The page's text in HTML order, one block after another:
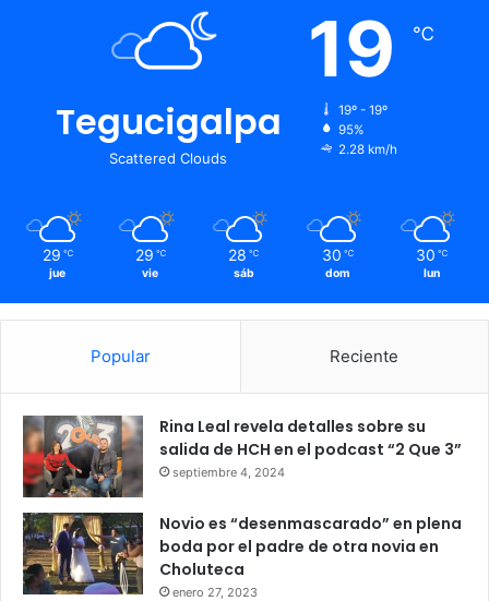
Tegucigalpa
Scattered Clouds
19 ℃
19º - 19º
95%
2.28 km/h
29 ℃
jue
29 ℃
vie
28 ℃
sáb
30 ℃
dom
30 ℃
lun
Popular Reciente
Rina Leal revela detalles sobre su
salida de HCH en el podcast “2 Que 3”
septiembre 4, 2024
Novio es “desenmascarado” en plena
boda por el padre de otra novia en
Choluteca
enero 27, 2023